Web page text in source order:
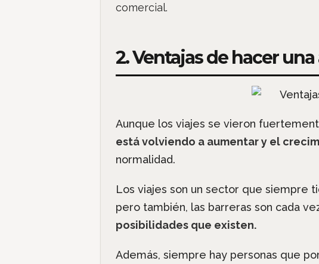
comercial.
2. Ventajas de hacer
Aunque los viajes se vieron
está volviendo a aumentar y el
normalidad.
Los viajes son un sector que siempre
pero también, las barreras son cada
posibilidades que existen.
Además, siempre hay personas que